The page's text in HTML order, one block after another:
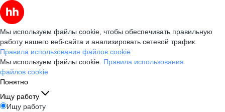
Мы используем файлы cookie, чтобы обеспечивать правильную
работу нашего веб-сайта и анализировать сетевой трафик.
Правила использования файлов cookie
Мы используем файлы cookie. Правила использования
файлов cookie
Понятно
Ищу работу
Ищу работу